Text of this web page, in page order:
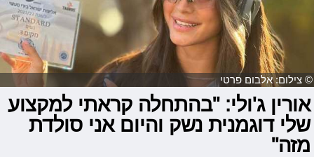
© צילום: אלבום פרטי
אורין ג'ולי: "בהתחלה קראתי למקצוע
שלי דוגמנית נשק והיום אני סולדת
מזה"